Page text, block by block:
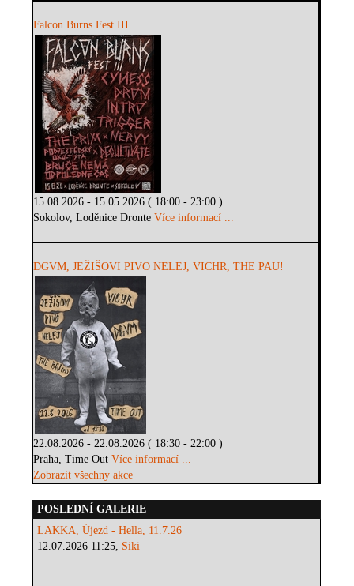
Falcon Burns Fest III.
15.08.2026 - 15.05.2026 ( 18:00 - 23:00 )
Sokolov, Loděnice DronteVíce informací ...
DGVM, JEŽIŠOVI PIVO NELEJ, VICHR, THE PAU!
22.08.2026 - 22.08.2026 ( 18:30 - 22:00 )
Praha, Time OutVíce informací ...
Zobrazit všechny akce
POSLEDNÍ GALERIE
LAKKA, Újezd - Hella, 11.7.26
12.07.2026 11:25, Siki